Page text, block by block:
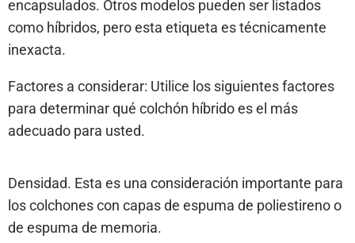
encapsulados. Otros modelos pueden ser listados
como híbridos, pero esta etiqueta es técnicamente
inexacta.
Factores a considerar: Utilice los siguientes factores
para determinar qué colchón híbrido es el más
adecuado para usted.
Densidad. Esta es una consideración importante para
los colchones con capas de espuma de poliestireno o
de espuma de memoria.